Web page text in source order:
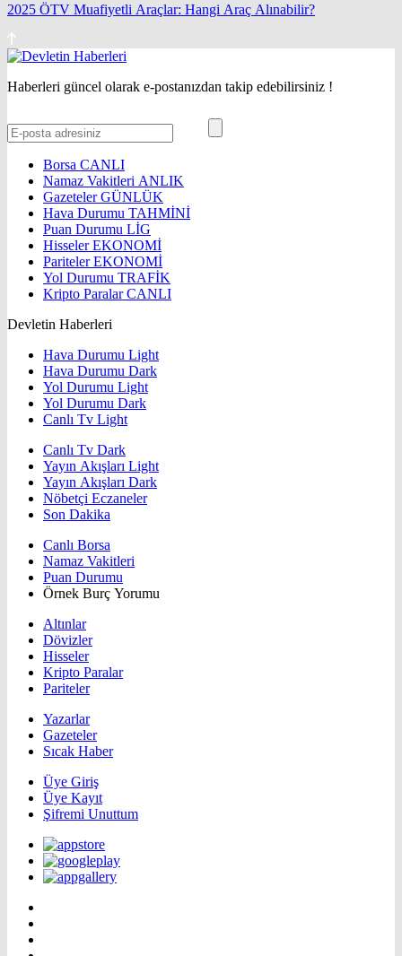
2025 ÖTV Muafiyetli Araçlar: Hangi Araç Alınabilir?
Haberleri güncel olarak e-postanızdan takip edebilirsiniz !
Borsa CANLI
Namaz Vakitleri ANLIK
GazetelerGÜNLÜK
Hava Durumu TAHMİNİ
Puan Durumu LİG
HisselerEKONOMİ
ParitelerEKONOMİ
Yol Durumu TRAFİK
Kripto ParalarCANLI
Devletin Haberleri
Hava Durumu Light
Hava Durumu Dark
Yol Durumu Light
Yol Durumu Dark
Canlı Tv Light
Canlı Tv Dark
Yayın Akışları Light
Yayın Akışları Dark
Nöbetçi Eczaneler
Son Dakika
Canlı Borsa
Namaz Vakitleri
Puan Durumu
Örnek Burç Yorumu
Altınlar
Dövizler
Hisseler
Kripto Paralar
Pariteler
Yazarlar
Gazeteler
Sıcak Haber
Üye Giriş
Üye Kayıt
Şifremi Unuttum